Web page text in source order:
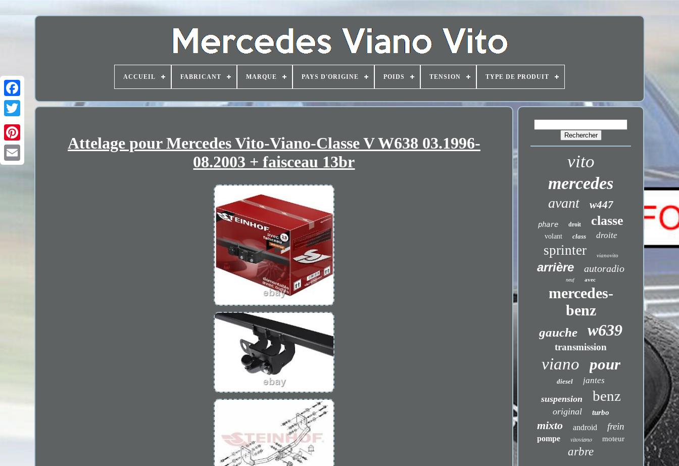
ACCUEIL FABRICANT MARQUE PAYS D'ORIGINE POIDS TENSION TYPE DE PRODUIT
Attelage pour Mercedes Vito-Viano-Classe V W638 03.1996-
08.2003 + faisceau 13br
vito
mercedes
avant w447
phare droit classe
volant class droite
sprinter vianovito
arrière autoradio
neuf avec
mercedes-
benz
gauche w639
transmission
viano pour
diesel jantes
suspension benz
original turbo
mixto android frein
pompe vitoviano moteur
arbre